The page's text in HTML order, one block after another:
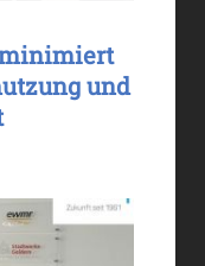
und